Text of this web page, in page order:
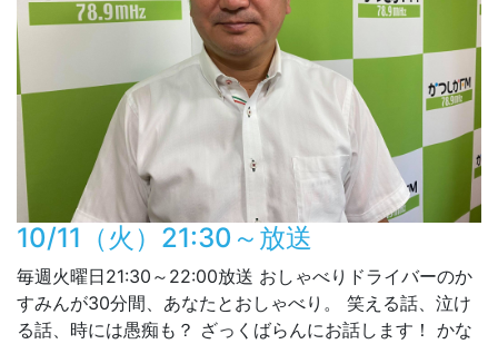
10/11（火）21:30～放送
毎週火曜日21:30～22:00放送 おしゃべりドライバーのか
すみんが30分間、あなたとおしゃべり。 笑える話、泣け
る話、時には愚痴も？ ざっくばらんにお話します！ かな